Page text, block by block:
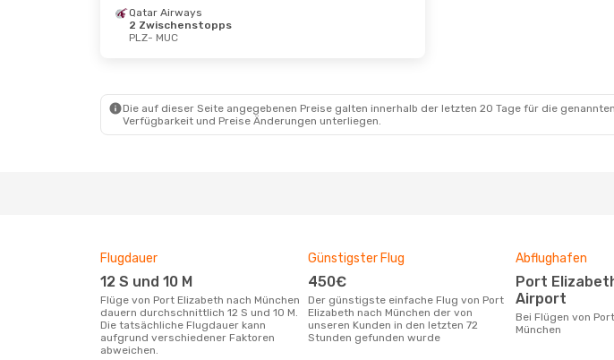
Qatar Airways
2 Zwischenstopps
PLZ- MUC
Die auf dieser Seite angegebenen Preise galten innerhalb der letzten 20 Tage für die
Verfügbarkeit und Preise Änderungen unterliegen.
Flugdauer
12 S und 10 M
Flüge von Port Elizabeth nach München
dauern durchschnittlich 12 S und 10 M.
Die tatsächliche Flugdauer kann
aufgrund verschiedener Faktoren
abweichen.
Günstigster Flug
450€
Der günstigste einfache Flug von Port
Elizabeth nach München der von
unseren Kunden in den letzten 72
Stunden gefunden wurde
Abflughafen
Port Elizabeth International
Airport
Bei Flügen von Port Elizabeth nach
München